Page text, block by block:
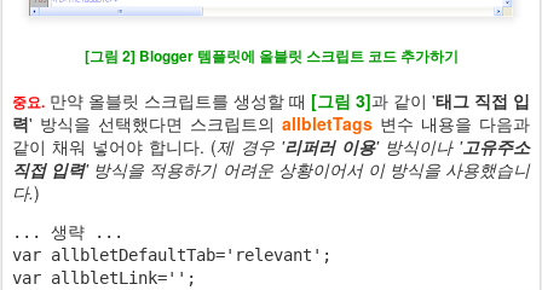
[그림 2] Blogger 템플릿에 올블릿 스크립트 코드 추가하기
중요. 만약 올블릿 스크립트를 생성할 때 [그림 3]과 같이 '태그 직접 입
력' 방식을 선택했다면 스크립트의 allbletTags 변수 내용을 다음과
같이 채워 넣어야 합니다. (제 경우 '리퍼러 이용' 방식이나 '고유주소
직접 입력' 방식을 적용하기 어려운 상황이어서 이 방식을 사용했습니
다.)
... 생략 ...
var allbletDefaultTab='relevant';
var allbletLink='';